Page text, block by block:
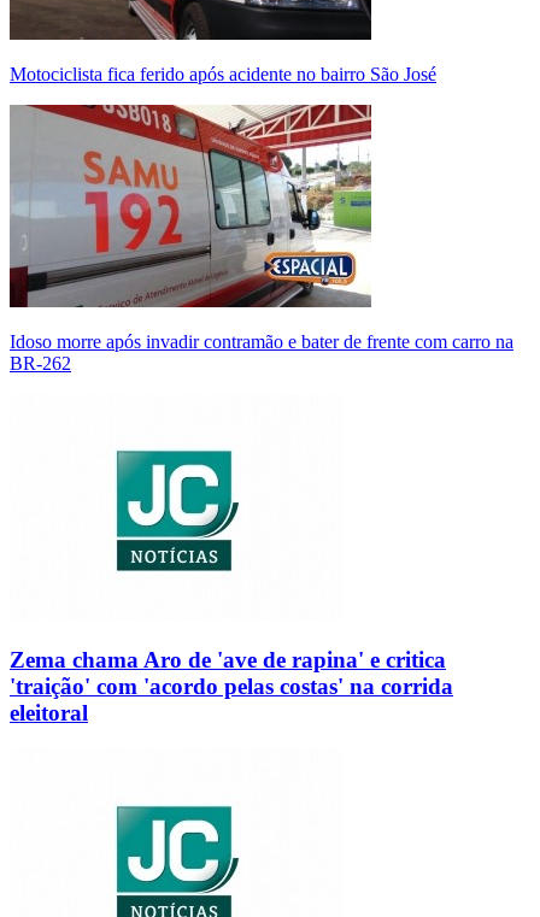
Motociclista fica ferido após acidente no bairro São José
Idoso morre após invadir contramão e bater de frente com carro na
BR-262
Zema chama Aro de 'ave de rapina' e critica
'traição' com 'acordo pelas costas' na corrida
eleitoral